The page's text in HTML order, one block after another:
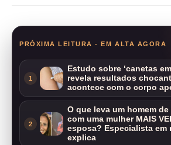
PRÓXIMA LEITURA - EM ALTA AGORA
1
Estudo sobre ‘canetas
revela resultados
acontece com o corpo
2
O que leva um homem
com uma mulher MAIS
esposa? Especialista em
explica